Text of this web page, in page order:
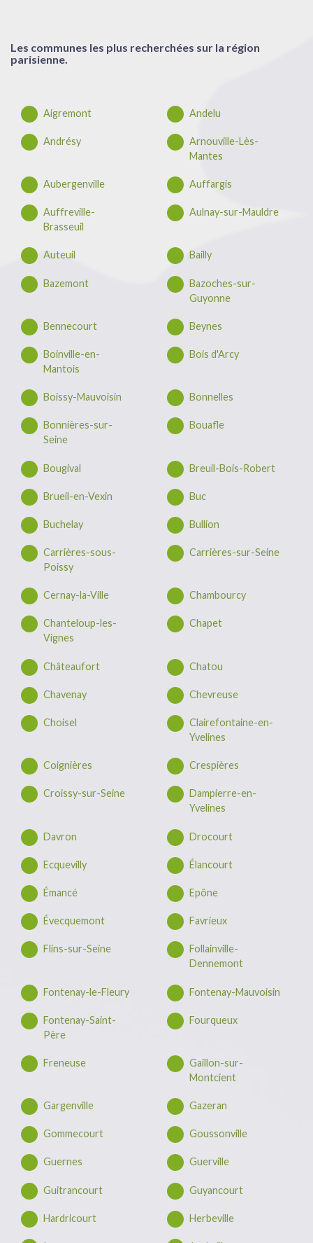
Les communes les plus recherchées sur la région
parisienne.
Aigremont Andelu
Andrésy
Arnouville-Lès-
Mantes
Aubergenville Auffargis
Auffreville-
Brasseuil
Aulnay-sur-Mauldre
Auteuil Bailly
Bazemont
Bazoches-sur-
Guyonne
Bennecourt Beynes
Boinville-en-
Mantois
Bois d'Arcy
Boissy-Mauvoisin Bonnelles
Bonnières-sur-
Seine
Bouafle
Bougival Breuil-Bois-Robert
Brueil-en-Vexin Buc
Buchelay Bullion
Carrières-sous-
Poissy
Carrières-sur-Seine
Cernay-la-Ville Chambourcy
Chanteloup-les-
Vignes
Chapet
Châteaufort Chatou
Chavenay Chevreuse
Choisel
Clairefontaine-en-
Yvelines
Coignières Crespières
Croissy-sur-Seine
Dampierre-en-
Yvelines
Davron Drocourt
Ecquevilly Élancourt
Émancé Epône
Évecquemont Favrieux
Flins-sur-Seine
Follainville-
Dennemont
Fontenay-le-Fleury Fontenay-Mauvoisin
Fontenay-Saint-
Père
Fourqueux
Freneuse
Gaillon-sur-
Montcient
Gargenville Gazeran
Gommecourt Goussonville
Guernes Guerville
Guitrancourt Guyancourt
Hardricourt Herbeville